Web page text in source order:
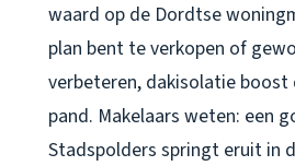
waard op de Dordtse
plan bent te verkopen of
verbeteren, dakisolatie boost
pand. Makelaars weten: een
Stadspolders springt eruit in